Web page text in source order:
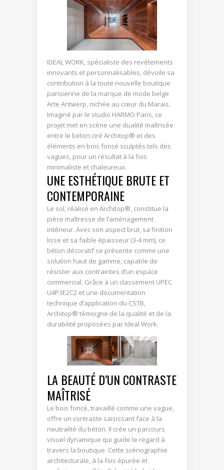
IDEAL WORK, spécialiste des revêtements
innovants et personnalisables, dévoile sa
contribution à la toute nouvelle boutique
parisienne de la marque de mode belge
Arte Antwerp, nichée au cœur du Marais.
Imaginé par le studio HARMO Paris, ce
projet met en scène une dualité maîtrisée
entre le béton ciré Architop® et des
éléments en bois foncé sculptés tels des
vagues, pour un résultat à la fois
minimaliste et chaleureux.
UNE ESTHÉTIQUE BRUTE ET
CONTEMPORAINE
Le sol, réalisé en Architop®, constitue la
pièce maîtresse de l’aménagement
intérieur. Avec son aspect brut, sa finition
lisse et sa faible épaisseur (3-4 mm), ce
béton décoratif se présente comme une
solution haut de gamme, capable de
résister aux contraintes d’un espace
commercial. Grâce à un classement UPEC
U4P3E2C2 et une documentation
technique d’application du CSTB,
Architop® témoigne de la qualité et de la
durabilité proposées par Ideal Work.
LA BEAUTÉ D’UN CONTRASTE
MAÎTRISÉ
Le bois foncé, travaillé comme une vague,
offre un contraste saisissant face à la
neutralité du béton. Il crée un parcours
visuel dynamique qui guide le regard à
travers la boutique. Cette scénographie
architecturale, à la fois épurée et